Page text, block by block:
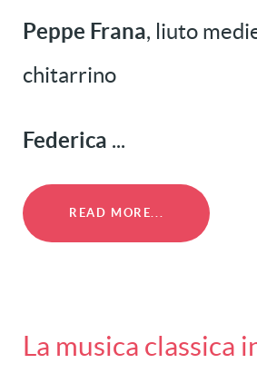
Peppe Frana, liuto
chitarrino
Federica ...
READ MORE...
La musica classica